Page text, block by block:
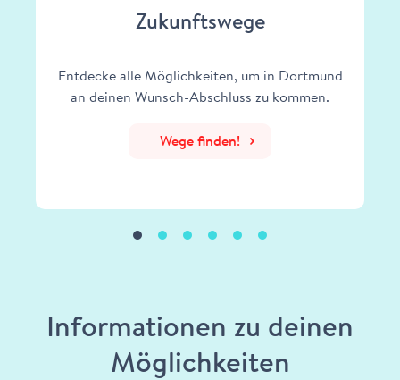
Zukunftswege
Entdecke alle Möglichkeiten, um in Dortmund
an deinen Wunsch-Abschluss zu kommen.
Wege finden!
Informationen zu deinen
Möglichkeiten